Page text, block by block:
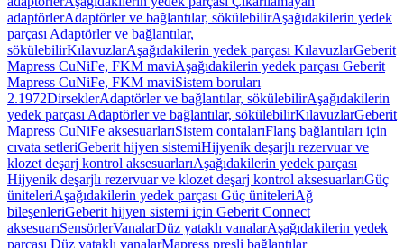
adaptörlerAdaptörler ve bağlantılar, sökülebilirAşağıdakilerin yedek
parçası Adaptörler ve bağlantılar,
sökülebilirKılavuzlarAşağıdakilerin yedek parçası KılavuzlarGeberit
Mapress CuNiFe, FKM maviAşağıdakilerin yedek parçası Geberit
Mapress CuNiFe, FKM maviSistem boruları
2.1972DirseklerAdaptörler ve bağlantılar, sökülebilirAşağıdakilerin
yedek parçası Adaptörler ve bağlantılar, sökülebilirKılavuzlarGeberit
Mapress CuNiFe aksesuarlarıSistem contalarıFlanş bağlantıları için
cıvata setleriGeberit hijyen sistemiHijyenik deşarjlı rezervuar ve
klozet deşarj kontrol aksesuarlarıAşağıdakilerin yedek parçası
Hijyenik deşarjlı rezervuar ve klozet deşarj kontrol aksesuarlarıGüç
üniteleriAşağıdakilerin yedek parçası Güç üniteleriAğ
bileşenleriGeberit hijyen sistemi için Geberit Connect
aksesuarıSensörlerVanalarDüz yataklı vanalarAşağıdakilerin yedek
parçası Düz yataklı vanalarMapress presli bağlantılar